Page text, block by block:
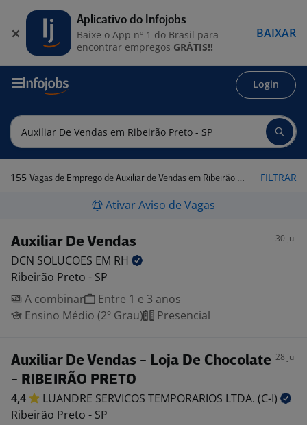
Login
155 Vagas de Emprego de Auxiliar de Vendas em Ribeirão Preto - SP FILTRAR
Ativar Aviso de Vagas
Auxiliar De Vendas 30 jul
DCN SOLUCOES EM RH
Ribeirão Preto - SP
A combinar
Entre 1 e 3 anos
Ensino Médio (2º Grau)
Presencial
Auxiliar De Vendas - Loja De Chocolate
- RIBEIRÃO PRETO
28 jul
4,4 LUANDRE SERVICOS TEMPORARIOS LTDA. (C-I)
Ribeirão Preto - SP
Aplicativo do Infojobs
Baixe o App nº 1 do Brasil para
encontrar empregos GRÁTIS!!
BAIXAR